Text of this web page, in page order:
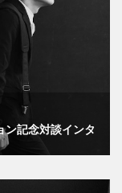
記念対談インタ